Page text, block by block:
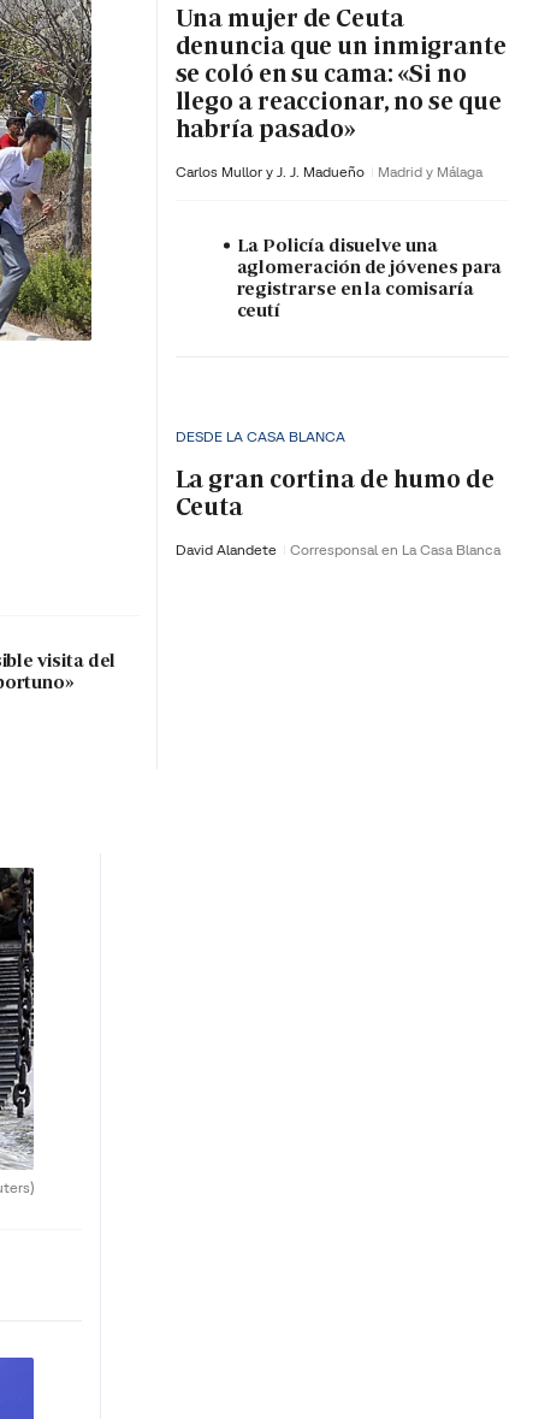
visita del
Una mujer de Ceuta
denuncia que un inmigrante
se coló en su cama: «Si no
llego a reaccionar, no se que
habría pasado»
Carlos Mullor y J. J. Madueño Madrid y Málaga
La Policía disuelve una
aglomeración de jóvenes para
registrarse en la comisaría
ceutí
DESDE LA CASA BLANCA
La gran cortina de humo de
Ceuta
David Alandete Corresponsal en La Casa Blanca